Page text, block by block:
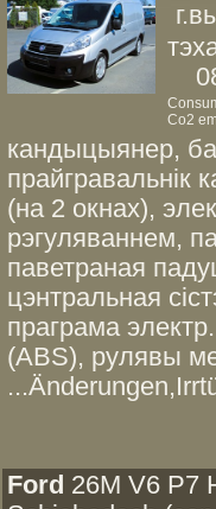
Co2
кандыцыянер,
прайгравальнік
(на 2 окнах),
рэгуляваннем,
паветраная
цэнтральная
праграма
(ABS), рулявы
Ford 26M V6 P7